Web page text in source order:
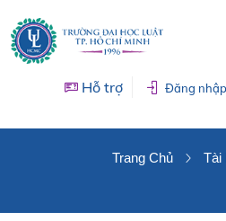
Hỗ trợ Đăng nhập
Trang Chủ Tài